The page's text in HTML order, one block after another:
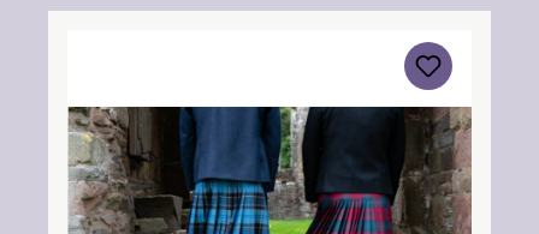
info@strathmorewoollen.co.uk Verantwortlic
he Person: Nieswiec & Zeh Easy Piping &
Drumming Gbr, Gabelsbergerstraße 27,
32425 Minden Kontakt:
kontakt@easypipinganddrumming.com
Pflegehinweis: Nur trocken reinigen!